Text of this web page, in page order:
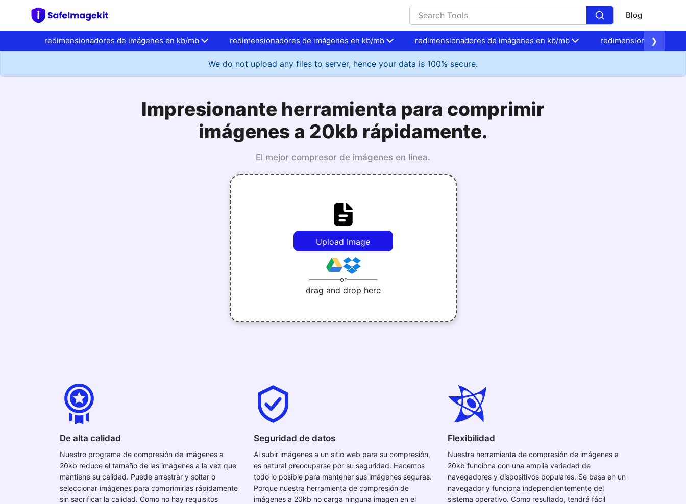
Blog
redimensionadores de imágenes en kb/mb redimensionadores de imágenes en kb/mb redimensionadores de imágenes en kb/mb redimensionadores de
❯
We do not upload any files to server, hence your data is 100% secure.
Impresionante herramienta para comprimir
imágenes a 20kb rápidamente.
El mejor compresor de imágenes en línea.
Upload Image
or
drag and drop here
De alta calidad
Nuestro programa de compresión de imágenes a
20kb reduce el tamaño de las imágenes a la vez que
mantiene su calidad. Puede arrastrar y soltar o
seleccionar imágenes para comprimirlas rápidamente
sin sacrificar la calidad. Como no hay requisitos
Seguridad de datos
Al subir imágenes a un sitio web para su compresión,
es natural preocuparse por su seguridad. Hacemos
todo lo posible para mantener sus imágenes seguras.
Porque nuestra herramienta de compresión de
imágenes a 20kb no carga ninguna imagen en el
Flexibilidad
Nuestra herramienta de compresión de imágenes a
20kb funciona con una amplia variedad de
navegadores y dispositivos populares. Se basa en un
navegador y funciona independientemente del
sistema operativo. Como resultado, tendrá fácil